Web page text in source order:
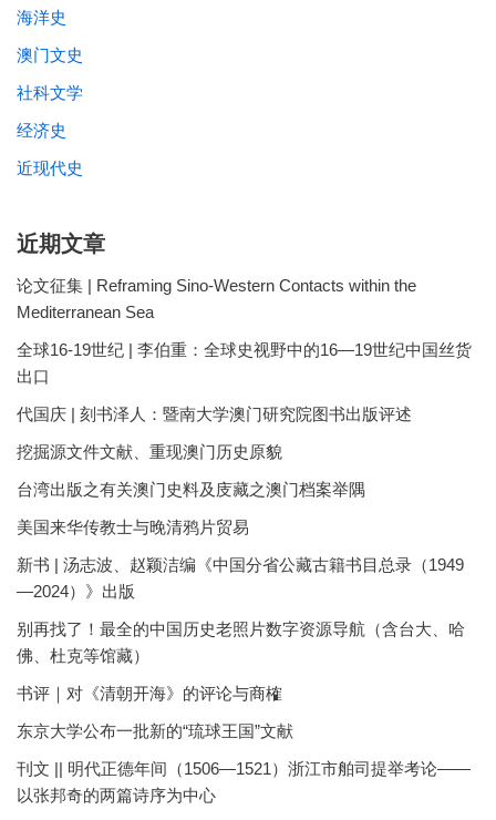
海洋史
澳门文史
社科文学
经济史
近现代史
近期文章
论文征集 | Reframing Sino-Western Contacts within the
Mediterranean Sea
全球16-19世纪 | 李伯重：全球史视野中的16—19世纪中国丝货
出口
代国庆 | 刻书泽人：暨南大学澳门研究院图书出版评述
挖掘源文件文献、重现澳门历史原貌
台湾出版之有关澳门史料及庋藏之澳门档案举隅
美国来华传教士与晚清鸦片贸易
新书 | 汤志波、赵颖洁编《中国分省公藏古籍书目总录（1949
—2024）》出版
别再找了！最全的中国历史老照片数字资源导航（含台大、哈
佛、杜克等馆藏）
书评｜对《清朝开海》的评论与商榷
东京大学公布一批新的“琉球王国”文献
刊文 || 明代正德年间（1506—1521）浙江市舶司提举考论——
以张邦奇的两篇诗序为中心